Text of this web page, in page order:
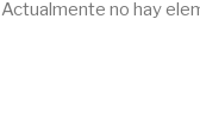
Actualmente no hay